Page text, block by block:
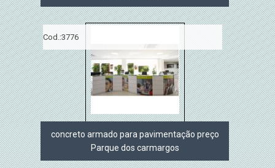
Cod.:3776
concreto armado para pavimentação preço
Parque dos carmargos